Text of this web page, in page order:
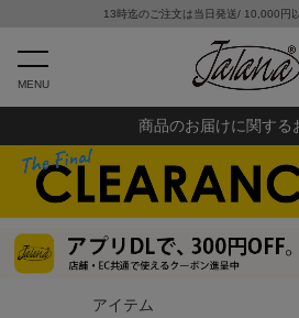
13時迄のご注文は当日発送/ 10,000円
MENU
商品のお届けに関する
アイテム